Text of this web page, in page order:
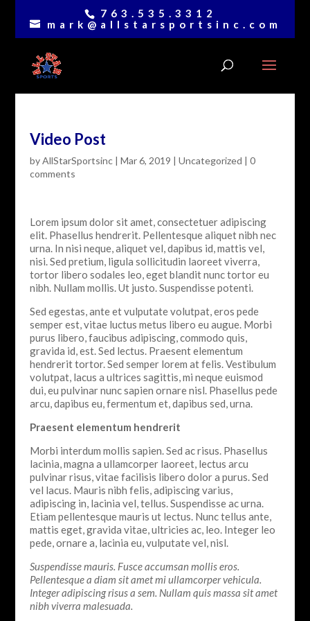
763.535.3312
mark@allstarsportsinc.com
Video Post
byAllStarSportsinc| Mar 6, 2019 | Uncategorized | 0
comments
Lorem ipsum dolor sit amet, consectetuer adipiscing
elit. Phasellus hendrerit. Pellentesque aliquet nibh nec
urna. In nisi neque, aliquet vel, dapibus id, mattis vel,
nisi. Sed pretium, ligula sollicitudin laoreet viverra,
tortor libero sodales leo, eget blandit nunc tortor eu
nibh. Nullam mollis. Ut justo. Suspendisse potenti.
Sed egestas, ante et vulputate volutpat, eros pede
semper est, vitae luctus metus libero eu augue. Morbi
purus libero, faucibus adipiscing, commodo quis,
gravida id, est. Sed lectus. Praesent elementum
hendrerit tortor. Sed semper lorem at felis. Vestibulum
volutpat, lacus a ultrices sagittis, mi neque euismod
dui, eu pulvinar nunc sapien ornare nisl. Phasellus pede
arcu, dapibus eu, fermentum et, dapibus sed, urna.
Praesent elementum hendrerit
Morbi interdum mollis sapien. Sed ac risus. Phasellus
lacinia, magna a ullamcorper laoreet, lectus arcu
pulvinar risus, vitae facilisis libero dolor a purus. Sed
vel lacus. Mauris nibh felis, adipiscing varius,
adipiscing in, lacinia vel, tellus. Suspendisse ac urna.
Etiam pellentesque mauris ut lectus. Nunc tellus ante,
mattis eget, gravida vitae, ultricies ac, leo. Integer leo
pede, ornare a, lacinia eu, vulputate vel, nisl.
Suspendisse mauris. Fusce accumsan mollis eros.
Pellentesque a diam sit amet mi ullamcorper vehicula.
Integer adipiscing risus a sem. Nullam quis massa sit amet
nibh viverra malesuada.